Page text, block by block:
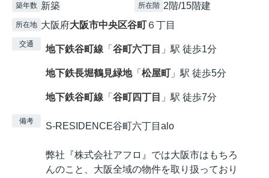
築年数 新築 所在階 2階/15階建
所在地 大阪府大阪市中央区谷町 ６丁目
交通 地下鉄谷町線 「 谷町六丁目 」駅 徒歩1分
地下鉄長堀鶴見緑地「 松屋町 」駅 徒歩5分
地下鉄谷町線 「 谷町四丁目 」駅 徒歩7分
備考 S-RESIDENCE谷町六丁目alo
弊社『株式会社アフロ』では大阪市はもちろ
んのこと、大阪全域の物件を取り扱っており